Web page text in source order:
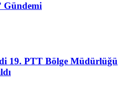
Gündemi
19. PTT Bölge Müdürlüğü